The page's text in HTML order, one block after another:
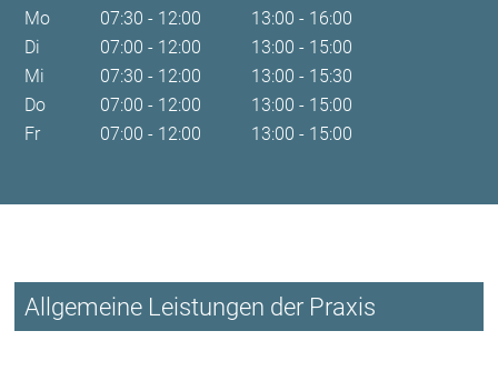
Mo 07:30 - 12:00
13:00 - 16:00
Di
07:00 - 12:00
13:00 - 15:00
Mi
07:30 - 12:00
13:00 - 15:30
Do
07:00 - 12:00
13:00 - 15:00
Fr
07:00 - 12:00 13:00 - 15:00
Allgemeine Leistungen der Praxis